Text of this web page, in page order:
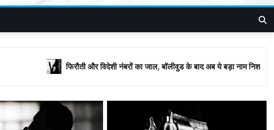
फिरौती और विदेशी नंबरों का जाल, बॉलीवुड के बाद अब ये बड़ा नाम निशाने पर! मुंबई जैसा ‘फिरौती